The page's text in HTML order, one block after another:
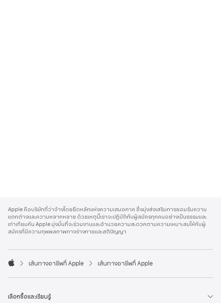
p
p
l
e
o
t
r
Apple คือบริษัทที่ว่าจ้างโดยยึดหลักแห่งความเสมอภาค ซึ่งมุ่งส่งเสริมการยอมรับความ
แตกต่างและความหลากหลาย ด้วยเหตุนี้เราจะปฏิบัติกับผู้สมัครทุกคนอย่างเป็นธรรมและ
เท่าเทียมกัน Apple มุ่งมั่นที่จะร่วมงานและอำนวยความสะดวกตามความเหมาะสมให้กับผู้
สมัครที่มีความทุพพลภาพทางร่างกายและสติปัญญา

p
l
เส้นทางอาชีพที่ Apple เส้นทางอาชีพที่ Apple
เลือกซื้อและเรียนรู้